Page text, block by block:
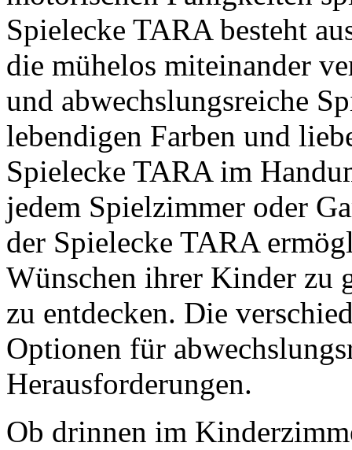
Spielecke TARA besteht
die mühelos miteinander
und abwechslungsreiche
lebendigen Farben und
Spielecke TARA im
jedem Spielzimmer oder
der Spielecke TARA
Wünschen ihrer Kinder zu
zu entdecken. Die
Optionen für
Herausforderungen.
Ob drinnen im